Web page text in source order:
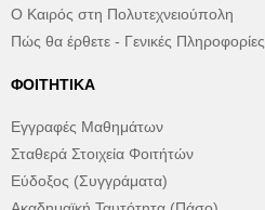
Ο Καιρός στη Πολυτεχνειούπολη
Πώς θα έρθετε - Γενικές Πληροφορίες
ΦΟΙΤΗΤΙΚΆ
Εγγραφές Μαθημάτων
Σταθερά Στοιχεία Φοιτήτών
Εύδοξος (Συγγράματα)